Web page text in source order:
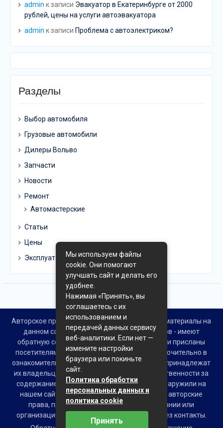
admin к записи Эвакуатор в Екатеринбурге от 2000
рублей, цены на услуги автоэвакуатора
admin к записи Проблема с автоэлектриком?
Разделы
Выбор автомобиля
Грузовые автомобили
Дилеры Вольво
Запчасти
Новости
Ремонт
Автомастерские
Статьи
Цены
Эксплуатация
Авторское право © Все права защищены. Все материалы на
данном сайте взяты из открытых источников - имеют
обратную ссылку на материал в интернете или присланы
посетителями сайта и предоставляются исключительно в
ознакомительных целях. Права на материалы принадлежат
их владельцам. Администрация сайта ответственности за
содержание материала не несет. Если Вы обнаружили на
нашем сайте материалы, которые нарушают авторские
права, принадлежащие Вам, Вашей компании или
организации, пожалуйста, сообщите нам через контакты.
Мы используем файлы
cookie. Они помогают
улучшать сайт и делать его
удобнее.
Нажимая «Принять», вы
соглашаетесь с их
использованием и
передачей данных сервису
веб-аналитики. Если нет —
измените настройки
браузера или покиньте
сайт.
Политика обработки
персональных данных и
политика cookie
Принять